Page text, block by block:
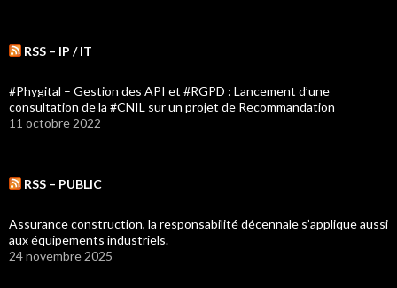
RSS – IP / IT
#Phygital – Gestion des API et #RGPD : Lancement d’une
consultation de la #CNIL sur un projet de Recommandation
11 octobre 2022
RSS – PUBLIC
Assurance construction, la responsabilité décennale s’applique aussi
aux équipements industriels.
24 novembre 2025